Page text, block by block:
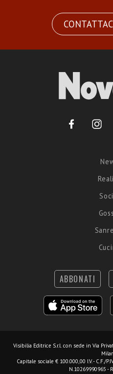
ABBONATI
Visibilia Editrice S.r.l. con sede in Via
Capitale sociale € 100.000,00 I.V. - C.F./
N.10269990965 -